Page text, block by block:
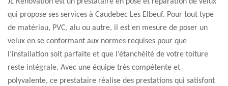
qui propose ses services à Caudebec Les Elbeuf. Pour tout type
de matériau, PVC, alu ou autre, il est en mesure de poser un
velux en se conformant aux normes requises pour que
l’installation soit parfaite et que l’étanchéité de votre toiture
reste intégrale. Avec une équipe très compétente et
polyvalente, ce prestataire réalise des prestations qui satisfont